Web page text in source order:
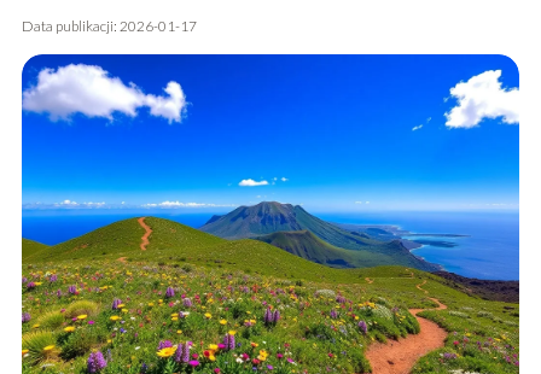
Data publikacji: 2026-01-17